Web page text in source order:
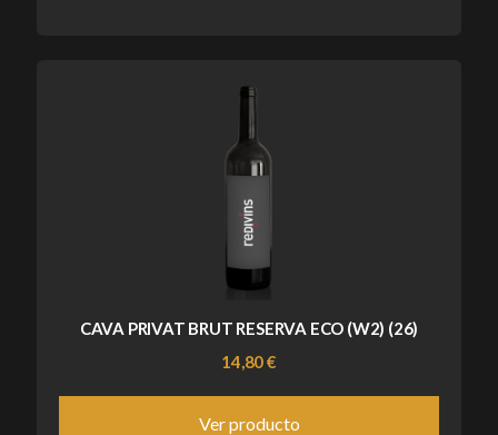
CAVA PRIVAT BRUT RESERVA ECO (W2) (26)
14,80 €
Ver producto